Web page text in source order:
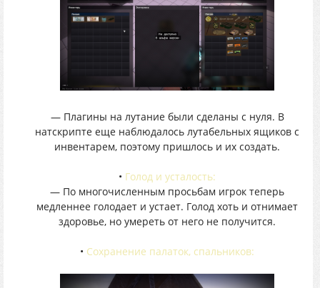
— Плагины на лутание были сделаны с нуля. В
натскрипте еще наблюдалось лутабельных ящиков с
инвентарем, поэтому пришлось и их создать.
• Голод и усталость:
— По многочисленным просьбам игрок теперь
медленнее голодает и устает. Голод хоть и отнимает
здоровье, но умереть от него не получится.
• Сохранение палаток, спальников: